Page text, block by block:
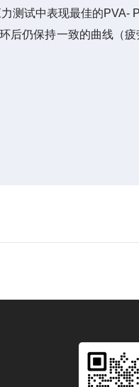
测试中表现最佳的PVA-
后仍保持一致的曲线（